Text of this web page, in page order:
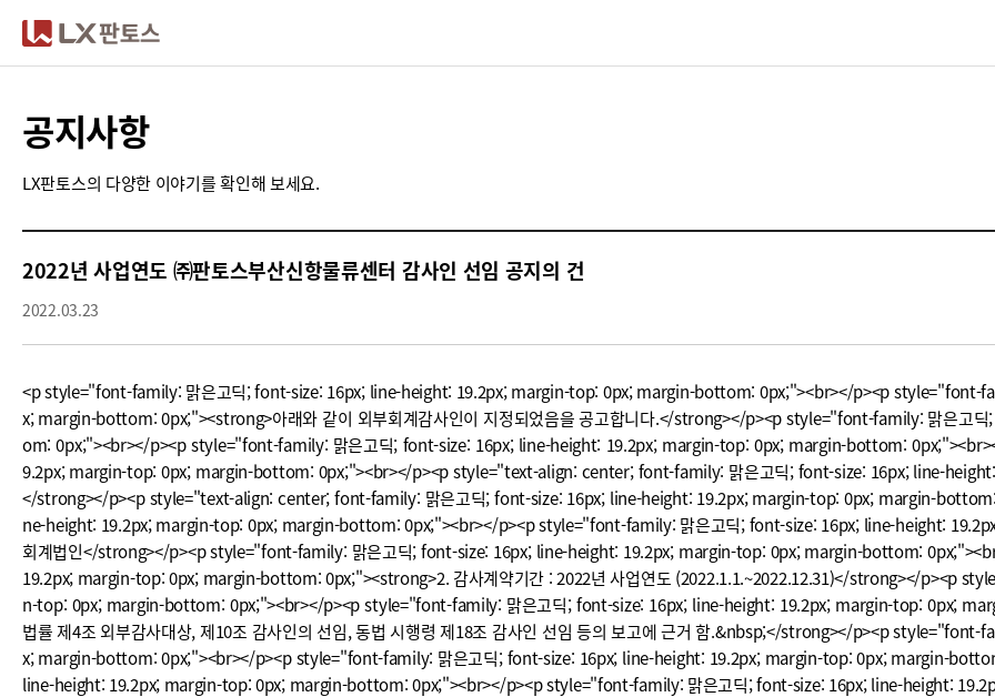
공지사항
LX판토스의 다양한 이야기를 확인해 보세요.
2022년 사업연도 ㈜판토스부산신항물류센터 감사인 선임 공지의 건
2022.03.23
<p style="font-family: 맑은고딕; font-size: 16px; line-height: 19.2px; margin-top: 0px; margin-bottom: 0px;"><br></p><p style="font-
x; margin-bottom: 0px;"><strong>아래와 같이 외부회계감사인이 지정되었음을 공고합니다.</strong></p><p style="font-family: 맑은
om: 0px;"><br></p><p style="font-family: 맑은고딕; font-size: 16px; line-height: 19.2px; margin-top: 0px; margin-bottom:
9.2px; margin-top: 0px; margin-bottom: 0px;"><br></p><p style="text-align: center; font-family: 맑은고딕; font-size: 16px; line-
</strong></p><p style="text-align: center; font-family: 맑은고딕; font-size: 16px; line-height: 19.2px; margin-top: 0px; margin-
ne-height: 19.2px; margin-top: 0px; margin-bottom: 0px;"><br></p><p style="font-family: 맑은고딕; font-size: 16px; line-height:
회계법인</strong></p><p style="font-family: 맑은고딕; font-size: 16px; line-height: 19.2px; margin-top: 0px; margin-bottom:
19.2px; margin-top: 0px; margin-bottom: 0px;"><strong>2. 감사계약기간 : 2022년 사업연도 (2022.1.1.~2022.12.31)</strong></p><p
n-top: 0px; margin-bottom: 0px;"><br></p><p style="font-family: 맑은고딕; font-size: 16px; line-height: 19.2px; margin-top: 0px;
법률 제4조 외부감사대상, 제10조 감사인의 선임, 동법 시행령 제18조 감사인 선임 등의 보고에 근거 함.&nbsp;</strong></p><p
x; margin-bottom: 0px;"><br></p><p style="font-family: 맑은고딕; font-size: 16px; line-height: 19.2px; margin-top: 0px; margin-
line-height: 19.2px; margin-top: 0px; margin-bottom: 0px;"><br></p><p style="font-family: 맑은고딕; font-size: 16px; line-height: